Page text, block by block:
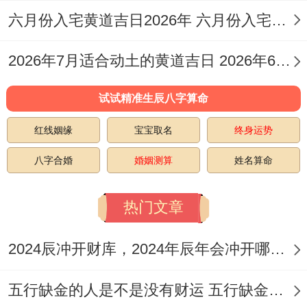
桃花逢刑，命里有子有卯又自刑，工作生活
正印、偏印带桃花，代表居住环境好、房子
好。印就是生我的，比如甲木日干，壬水、
癸水就是偏印、正印。要是子水是桃花，印
星带桃花，运气到了就能住好房子，小区环
戴的东西也好。有时候通过这些组合能推断
出好多事儿，就看会不会掌握方法。
是漂亮、迷人命里带桃花的人往往长相有气
六月份入宅黄道吉日2026年 六月份入宅黄道吉日查询
2026年7月适合动土的黄道吉日 2026年6月动土的黄道吉日
试试精准生辰八字算命
红线姻缘 宝宝取名 终身运势
八字合婚 婚姻测算 姓名算命
热门文章
2024辰冲开财库，2024年辰年会冲开哪些人的财库
五行缺金的人是不是没有财运 五行缺金的人命运好不好